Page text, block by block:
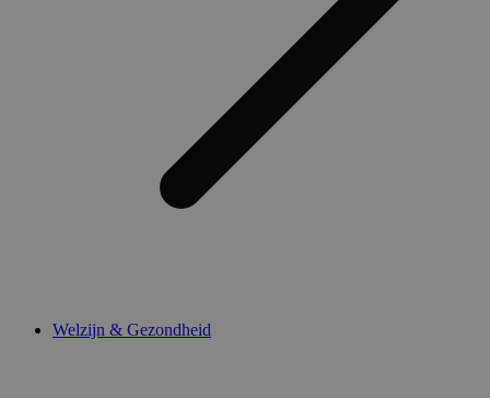
Welzijn & Gezondheid